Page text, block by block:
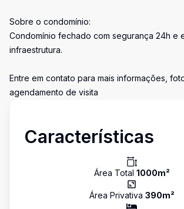
Sobre o condomínio:
Condomínio fechado com segurança 24h e
infraestrutura.
Entre em contato para mais informações,
agendamento de visita
Características
Área Total 1000m²
Área Privativa 390m²